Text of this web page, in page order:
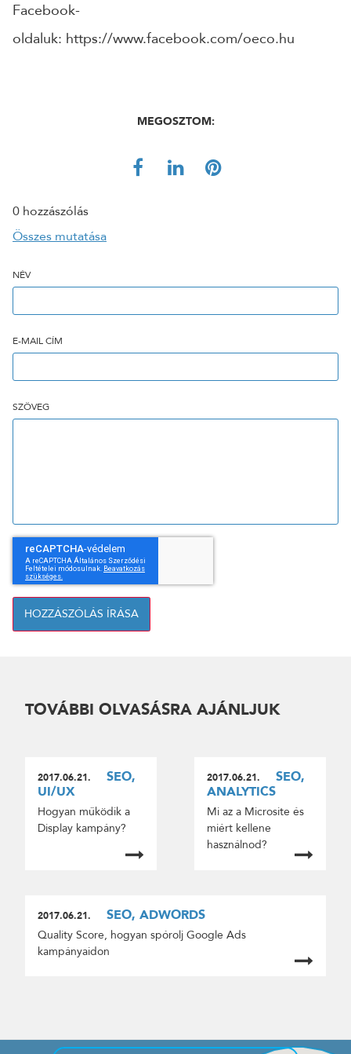
Facebook-
oldaluk: https://www.facebook.com/oeco.hu
MEGOSZTOM:
0 hozzászólás
Összes mutatása
NÉV
E-MAIL CÍM
SZÖVEG
HOZZÁSZÓLÁS ÍRÁSA
TOVÁBBI OLVASÁSRA AJÁNLJUK
2017.06.21.
SEO,
UI/UX
Hogyan működik a
Display kampány?
2017.06.21.
SEO,
ANALYTICS
Mi az a Microsite és
miért kellene
használnod?
2017.06.21. SEO, ADWORDS
Quality Score, hogyan spórolj Google Ads
kampányaidon